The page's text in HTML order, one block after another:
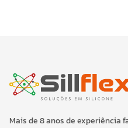
Mais de 8 anos de experiência